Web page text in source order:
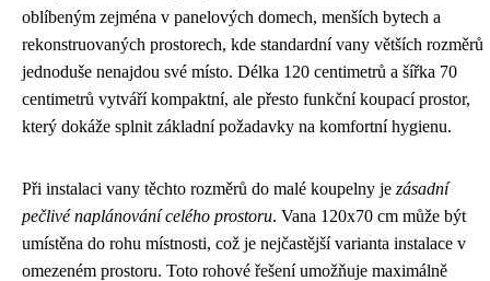
oblíbeným zejména v panelových domech, menších bytech a
rekonstruovaných prostorech, kde standardní vany větších rozměrů
jednoduše nenajdou své místo. Délka 120 centimetrů a šířka 70
centimetrů vytváří kompaktní, ale přesto funkční koupací prostor,
který dokáže splnit základní požadavky na komfortní hygienu.
Při instalaci vany těchto rozměrů do malé koupelny je zásadní
pečlivé naplánování celého prostoru. Vana 120x70 cm může být
umístěna do rohu místnosti, což je nejčastější varianta instalace v
omezeném prostoru. Toto rohové řešení umožňuje maximálně